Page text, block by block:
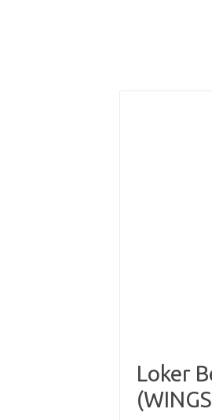
Loker